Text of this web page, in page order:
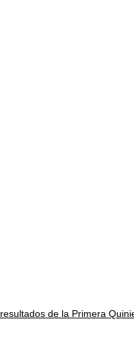
resultados de la Primera